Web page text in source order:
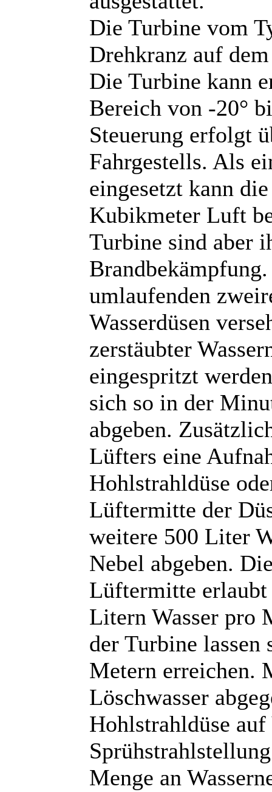
Die Turbine vom
Drehkranz auf
Die Turbine kann
Bereich von -20°
Steuerung erfolgt
Fahrgestells. Als
eingesetzt kann
Kubikmeter Luft
Turbine sind aber
umlaufenden
Wasserdüsen
zerstäubter
eingespritzt
sich so in der
abgeben.
Lüfters eine
Hohlstrahldüse
Lüftermitte der
weitere 500 Liter
Nebel abgeben.
Lüftermitte erlaubt
Litern Wasser pro
der Turbine
Metern erreichen.
Löschwasser
Hohlstrahldüse
Menge an